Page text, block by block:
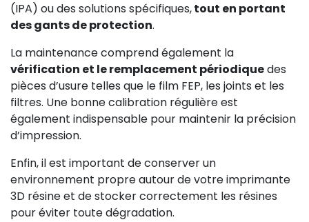
(IPA) ou des solutions spécifiques,tout en portant
des gants de protection.
La maintenance comprend également la
vérification et le remplacement périodiquedes
pièces d’usure telles que le film FEP, les joints et les
filtres. Une bonne calibration régulière est
également indispensable pour maintenir la précision
d’impression.
Enfin, il est important de conserver un
environnement propre autour de votre imprimante
3D résine et de stocker correctement les résines
pour éviter toute dégradation.